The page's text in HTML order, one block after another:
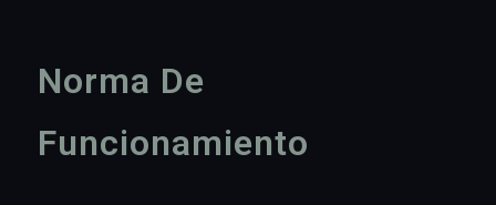
Norma De
Funcionamiento